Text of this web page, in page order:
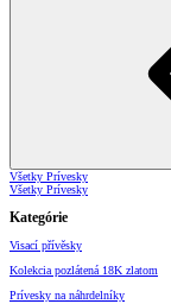
Všetky Prívesky
Všetky Prívesky
Kategórie
Visací přívěsky
Kolekcia pozlátená 18K zlatom
Prívesky na náhrdelníky